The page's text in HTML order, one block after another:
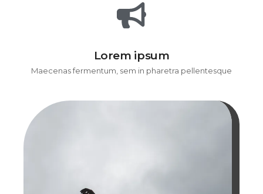
Lorem ipsum
Maecenas fermentum, sem in pharetra pellentesque